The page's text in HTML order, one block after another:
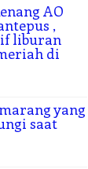
AO
,
liburan
di
yang
saat